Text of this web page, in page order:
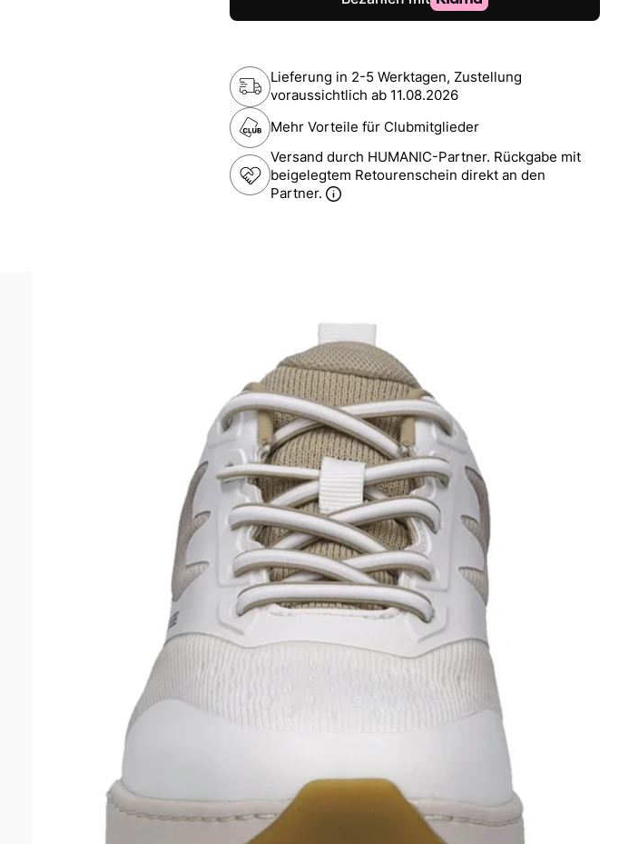
Lieferung in 2-5 Werktagen, Zustellung
voraussichtlich ab 11.08.2026
Mehr Vorteile für Clubmitglieder
Versand durch HUMANIC-Partner. Rückgabe mit
beigelegtem Retourenschein direkt an den
Partner.